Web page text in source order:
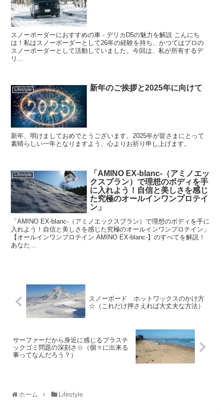
スノーボーダーにおすすめの車 - デリカD5の魅力を解説 こんにち
は！私はスノーボーダーとして26年の経験を持ち、かつてはプロの
スノーボーダーとして活動していました。今回は、私が所有するデ
リ...
Lifestyle 新年のご挨拶と2025年に向けて
新年、明けましておめでとうございます。2025年が皆さまにとって
素晴らしい一年となりますよう、心よりお祈り申し上げます。
Lifestyle
「AMINO EX-blanc-（アミノエッ
クスブラン）で理想のボディを手
に入れよう！自信と美しさを感じ
た究極のオールインワンプロテイ
ン」
「AMINO EX-blanc-（アミノエックスブラン）で理想のボディを手に
入れよう！自信と美しさを感じた究極のオールインワンプロテイン」
【オールインワンプロテイン AMINO EX-blanc-】のすべてを解説！
あなた...
スノーボード ホットワックスのかけ方
☆（これだけ押さえれば大丈夫な方法）
サーファーだから身近に感じるプラスチ
ックゴミ問題の深刻さ☆（個々に出来る
事ってなんだろう？）
ホーム Lifestyle